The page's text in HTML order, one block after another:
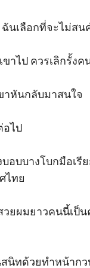
ฉันเลือกที่จะไม่ส
ไป ควรเลิกรั้งค
าหันกลับมาสนใจ
อไป
บอบบางโบกมือ
ไทย
วยผมยาวคนนี้เ
สนิทด้วยทำหน้าก